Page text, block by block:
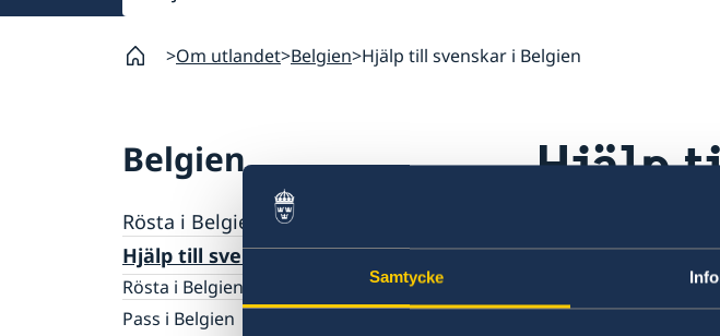
Samtycke
här
Om utlandet Belgien Hjälp till svenskar i Belgien
Belgien
Rösta i Belgien
Hjälp till svenskar i Belgien
Rösta i Belgien
Pass i Belgien
Hjälp
Akuta
hänvisas till